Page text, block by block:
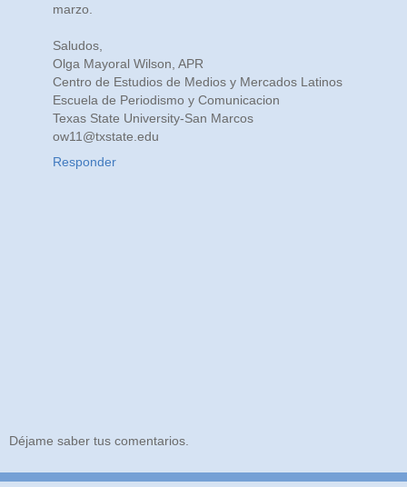
marzo.
Saludos,
Olga Mayoral Wilson, APR
Centro de Estudios de Medios y Mercados Latinos
Escuela de Periodismo y Comunicacion
Texas State University-San Marcos
ow11@txstate.edu
Responder
Déjame saber tus comentarios.